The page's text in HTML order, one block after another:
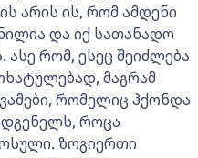
არის ის, რომ ამდენი
და იქ სათანადო
ასე რომ, ესეც შეიძლება
მაგრამ
რომელიც ჰქონდა
როცა
ზოგიერთი